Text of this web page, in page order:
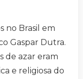
no Brasil em
Gaspar Dutra.
de azar eram
e religiosa do